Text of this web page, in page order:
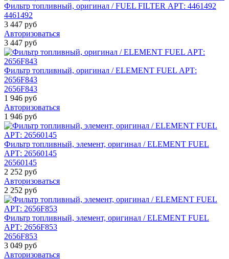
Фильтр топливный, оригинал / FUEL FILTER АРТ: 4461492
4461492
3 447 руб
Авторизоваться
3 447 руб
Фильтр топливный, оригинал / ELEMENT FUEL АРТ:
2656F843
2656F843
1 946 руб
Авторизоваться
1 946 руб
Фильтр топливный, элемент, оригинал / ELEMENT FUEL
АРТ: 26560145
26560145
2 252 руб
Авторизоваться
2 252 руб
Фильтр топливный, элемент, оригинал / ELEMENT FUEL
АРТ: 2656F853
2656F853
3 049 руб
Авторизоваться